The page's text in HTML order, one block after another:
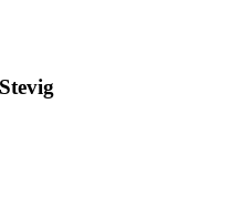
Stevig